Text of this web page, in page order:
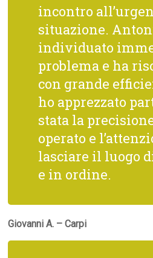
incontro
situazione.
individuato
problema e ha
con grande
ho apprezzato
stata la
operato e
lasciare il luogo
e in ordine.
Giovanni A. – Carpi